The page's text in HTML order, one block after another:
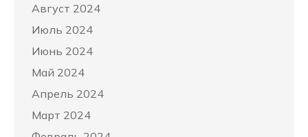
Август 2024
Июль 2024
Июнь 2024
Май 2024
Апрель 2024
Март 2024